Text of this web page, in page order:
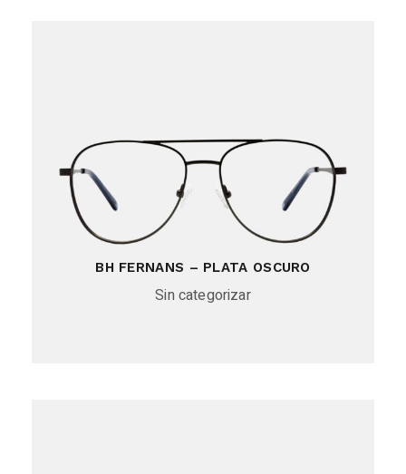
BH FERNANS – PLATA OSCURO
Sin categorizar